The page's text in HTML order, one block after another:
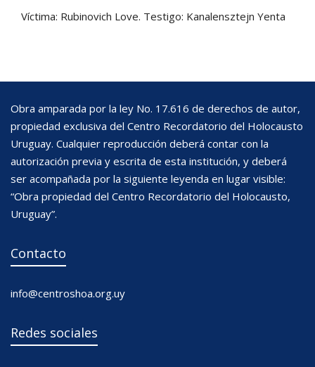
Víctima: Rubinovich Love. Testigo: Kanalensztejn Yenta
Obra amparada por la ley No. 17.616 de derechos de autor,
propiedad exclusiva del Centro Recordatorio del Holocausto
Uruguay. Cualquier reproducción deberá contar con la
autorización previa y escrita de esta institución, y deberá
ser acompañada por la siguiente leyenda en lugar visible:
“Obra propiedad del Centro Recordatorio del Holocausto,
Uruguay”.
Contacto
info@centroshoa.org.uy
Redes sociales